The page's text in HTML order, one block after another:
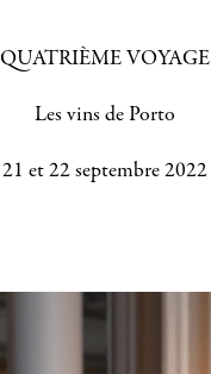
QUATRIÈME VOYAGE
Les vins de Porto
21 et 22 septembre 2022